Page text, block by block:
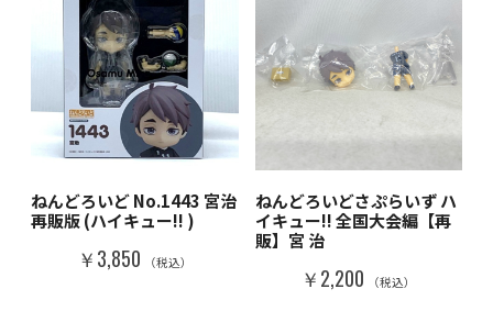
ねんどろいど No.1443 宮治
再販版 (ハイキュー!! )
￥3,850 （税込）
ねんどろいどさぷらいず ハ
イキュー!! 全国大会編【再
販】宮 治
￥2,200 （税込）